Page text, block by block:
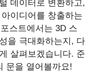
데이터로 변환하고,
이디어를 창출하는
스트에서는 3D 스
을 극대화하는지, 다
살펴보겠습니다. 준
문을 열어볼까요!